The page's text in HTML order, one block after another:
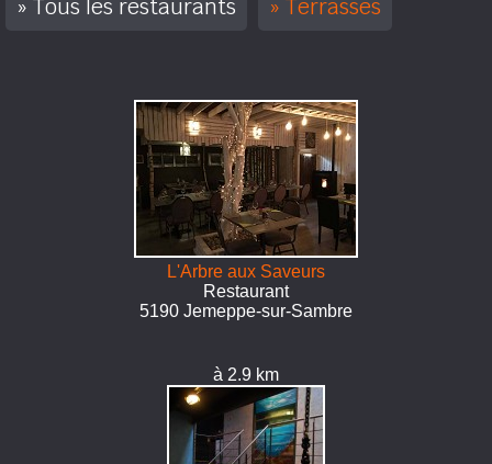
Tous les restaurants Terrasses
L'Arbre aux Saveurs
Restaurant
5190 Jemeppe-sur-Sambre
à 2.9 km